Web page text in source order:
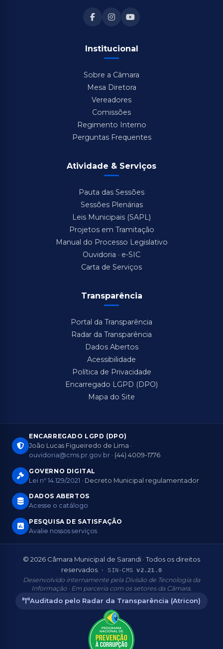
Institucional
Sobre a Câmara
Mesa Diretora
Vereadores
Comissões
Regimento Interno
Perguntas Frequentes
Atividade & Serviços
Pauta das Sessões
Sessões Plenárias
Leis Municipais (SAPL)
Projetos em Tramitação
Manual do Processo Legislativo
Ouvidoria · e-SIC
Carta de Serviços
Transparência
Portal da Transparência
Radar da Transparência
Dados Abertos
Acessibilidade
Política de Privacidade
Encarregado LGPD (DPO)
Mapa do Site
ENCARREGADO LGPD (DPO)
João Lucas Figueiredo de Lima ·
ouvidoria@cms.pr.gov.br · (44) 4009-1776
GOVERNO DIGITAL
Lei nº 14.129/2021 · Decreto Municipal regulamentador
DADOS ABERTOS
Acesse o catálogo
PESQUISA DE SATISFAÇÃO
Avalie nossos serviços
© 2026 Câmara Municipal de Sarandi · Todos os direitos
reservados.
· SIN-CMSv2.21.0
Desenvolvido internamente pela Divisão de Tecnologia da
Informação · Em parceria com os setores da Câmara.
Auditado pelo Radar da Transparência (Atricon)
Aderente